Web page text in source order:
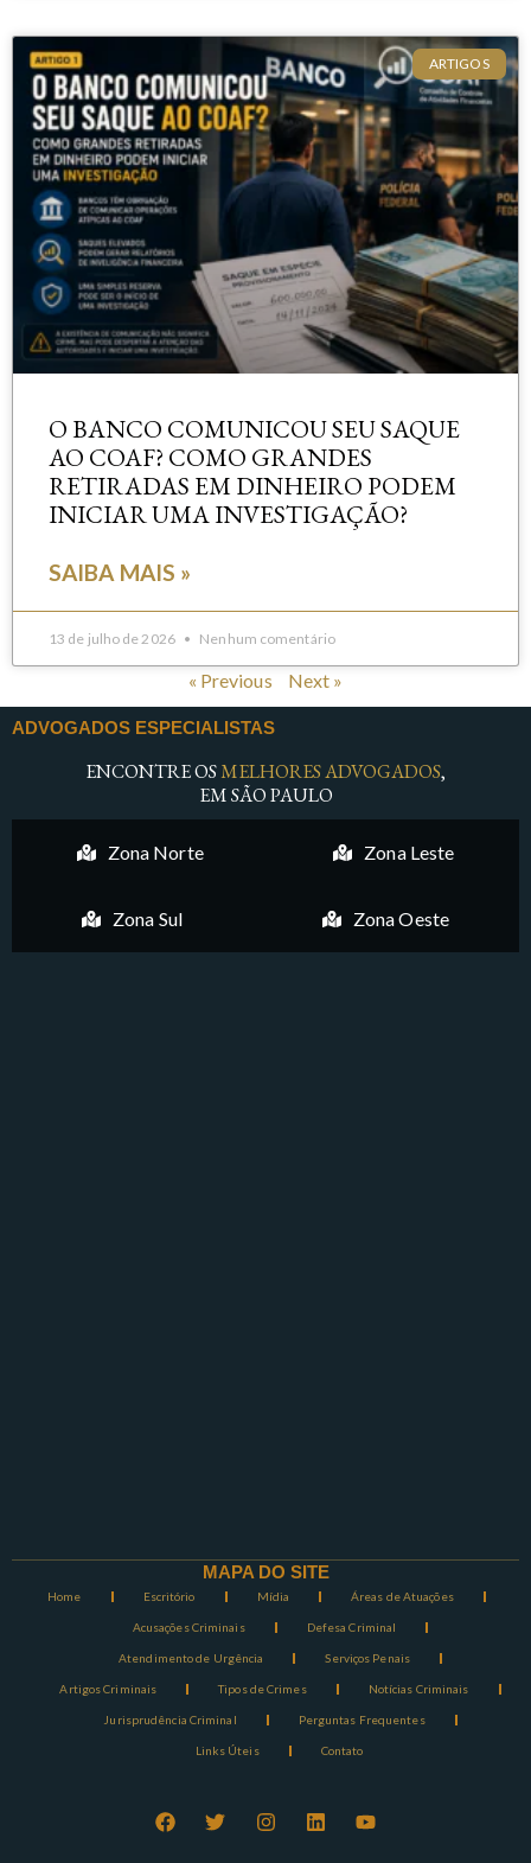
ARTIGOS
O BANCO COMUNICOU SEU SAQUE
AO COAF? COMO GRANDES
RETIRADAS EM DINHEIRO PODEM
INICIAR UMA INVESTIGAÇÃO?
SAIBA MAIS »
13 de julho de 2026 Nenhum comentário
« Previous Next »
ADVOGADOS ESPECIALISTAS
ENCONTRE OSMELHORES ADVOGADOS,
EM SÃO PAULO
Zona Norte Zona Leste
Zona Sul Zona Oeste
MAPA DO SITE
Home Escritório Mídia Áreas de Atuações
Acusações Criminais Defesa Criminal
Atendimento de Urgência Serviços Penais
Artigos Criminais Tipos de Crimes Notícias Criminais
Jurisprudência Criminal Perguntas Frequentes
Links Úteis Contato